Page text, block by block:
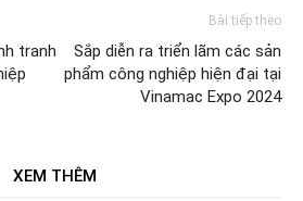
tranh
Bài tiếp theo
Sắp diễn ra triển lãm các sản
phẩm công nghiệp hiện đại tại
Vinamac Expo 2024
XEM THÊM